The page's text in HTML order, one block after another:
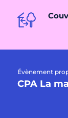
Évènement
CPA La